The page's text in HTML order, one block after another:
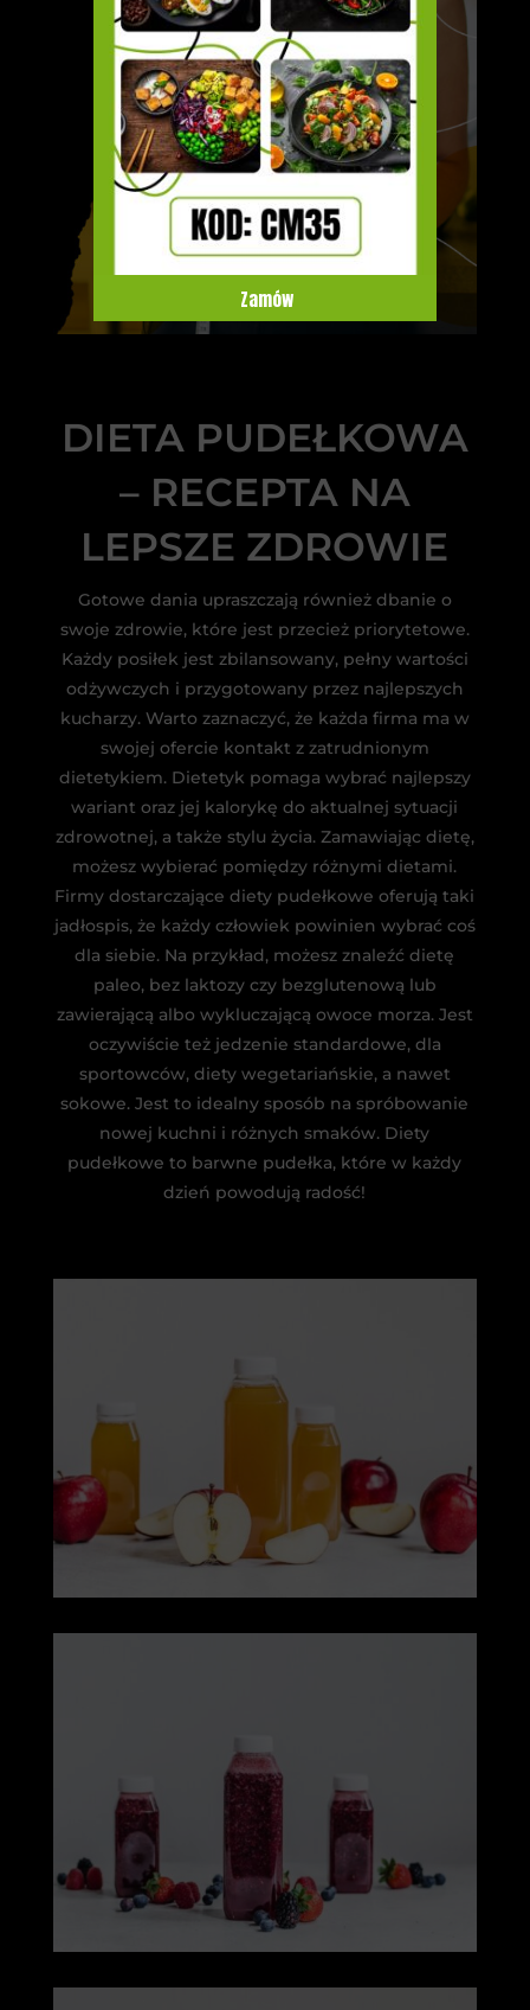
DIETA PUDEŁKOWA
– RECEPTA NA
LEPSZE ZDROWIE
Gotowe dania upraszczają również dbanie o
swoje zdrowie, które jest przecież priorytetowe.
Każdy posiłek jest zbilansowany, pełny wartości
odżywczych i przygotowany przez najlepszych
kucharzy. Warto zaznaczyć, że każda firma ma w
swojej ofercie kontakt z zatrudnionym
dietetykiem. Dietetyk pomaga wybrać najlepszy
wariant oraz jej kalorykę do aktualnej sytuacji
zdrowotnej, a także stylu życia. Zamawiając dietę,
możesz wybierać pomiędzy różnymi dietami.
Firmy dostarczające diety pudełkowe oferują taki
jadłospis, że każdy człowiek powinien wybrać coś
dla siebie. Na przykład, możesz znaleźć dietę
paleo, bez laktozy czy bezglutenową lub
zawierającą albo wykluczającą owoce morza. Jest
oczywiście też jedzenie standardowe, dla
sportowców, diety wegetariańskie, a nawet
sokowe. Jest to idealny sposób na spróbowanie
nowej kuchni i różnych smaków. Diety
pudełkowe to barwne pudełka, które w każdy
dzień powodują radość!
Zamów